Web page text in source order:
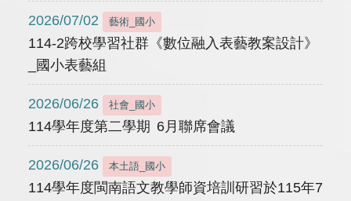
2026/07/02 藝術_國小
114-2跨校學習社群《數位融入表藝教案設計》
_國小表藝組
2026/06/26 社會_國小
114學年度第二學期 6月聯席會議
2026/06/26 本土語_國小
114學年度閩南語文教學師資培訓研習於115年7